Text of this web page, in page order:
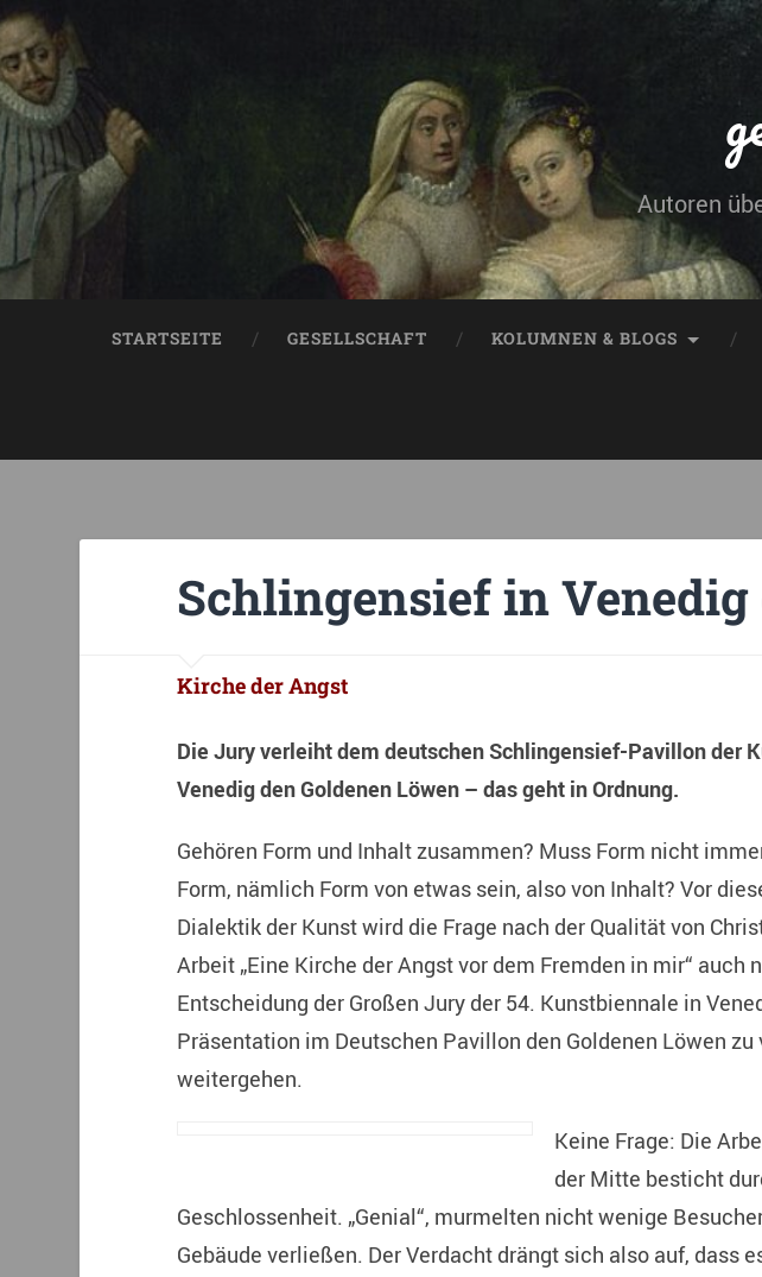
Autoren
STARTSEITE GESELLSCHAFT KOLUMNEN & BLOGS
Schlingensief in
Kirche der Angst
Die Jury verleiht dem deutschen Schlingensief-Pavillon der
Venedig den Goldenen Löwen – das geht in Ordnung.
Gehören Form und Inhalt zusammen? Muss Form nicht
Form, nämlich Form von etwas sein, also von Inhalt? Vor
Dialektik der Kunst wird die Frage nach der Qualität von
Arbeit „Eine Kirche der Angst vor dem Fremden in mir“ auch
Entscheidung der Großen Jury der 54. Kunstbiennale in
Präsentation im Deutschen Pavillon den Goldenen Löwen zu
weitergehen.
Keine Frage: Die
der Mitte besticht
Geschlossenheit. „Genial“, murmelten nicht wenige
Gebäude verließen. Der Verdacht drängt sich also auf, dass